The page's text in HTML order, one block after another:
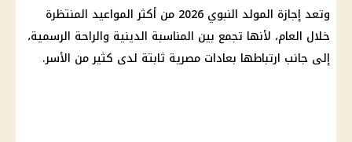
وتعد إجازة المولد النبوي 2026 من أكثر المواعيد المنتظرة
خلال العام، لأنها تجمع بين المناسبة الدينية والراحة الرسمية،
إلى جانب ارتباطها بعادات مصرية ثابتة لدى كثير من الأسر.